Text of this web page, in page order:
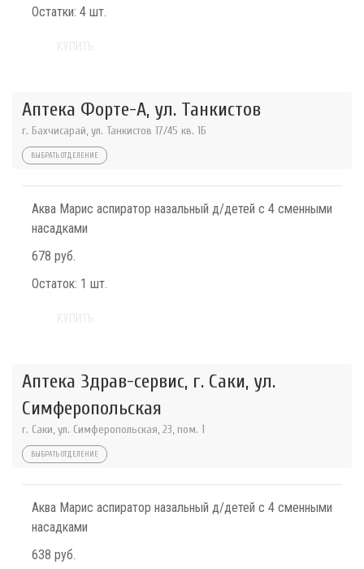
Остатки: 4 шт.
Аптека Форте-А, ул. Танкистов
г. Бахчисарай, ул. Танкистов 17/45 кв. 1Б
ВЫБРАТЬ ОТДЕЛЕНИЕ
Аква Марис аспиратор назальный д/детей с 4 сменными
насадками
678 руб.
Остаток: 1 шт.
Аптека Здрав-сервис, г. Саки, ул.
Симферопольская
г. Саки, ул. Симферопольская, 23, пом. 1
ВЫБРАТЬ ОТДЕЛЕНИЕ
Аква Марис аспиратор назальный д/детей с 4 сменными
насадками
638 руб.